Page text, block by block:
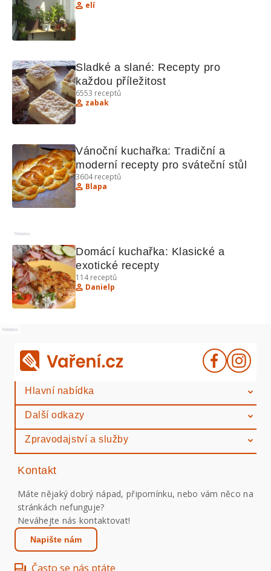
elí
Sladké a slané: Recepty pro
každou příležitost
6553 receptů
zabak
Vánoční kuchařka: Tradiční a
moderní recepty pro sváteční stůl
3604receptů
Blapa
Reklama
Domácí kuchařka: Klasické a
exotické recepty
114receptů
Danielp
Reklama
Hlavní nabídka
Další odkazy
Zpravodajství a služby
Kontakt
Máte nějaký dobrý nápad, připomínku, nebo vám něco na
stránkách nefunguje?
Neváhejte nás kontaktovat!
Napište nám
Často se nás ptáte